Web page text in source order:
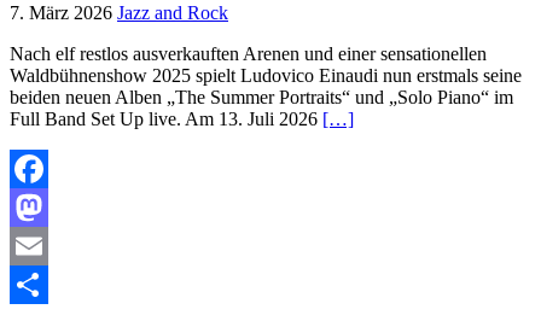
7. März 2026 Jazz and Rock
Nach elf restlos ausverkauften Arenen und einer sensationellen
Waldbühnenshow 2025 spielt Ludovico Einaudi nun erstmals seine
beiden neuen Alben „The Summer Portraits“ und „Solo Piano“ im
Full Band Set Up live. Am 13. Juli 2026 […]
Facebook
Mastodon
Email